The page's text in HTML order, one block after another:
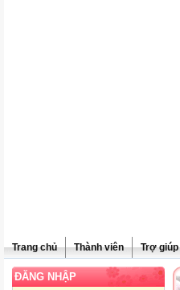
Trang chủ Thành viên Trợ giúp
ĐĂNG NHẬP